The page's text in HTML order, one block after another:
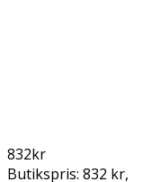
832kr
Butikspris: 832 kr,